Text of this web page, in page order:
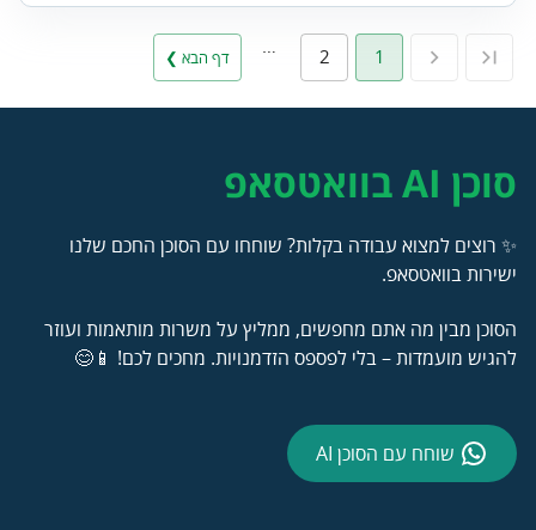
1
2 דף הבא ❯
סוכן AI בוואטסאפ
✨ רוצים למצוא עבודה בקלות? שוחחו עם הסוכן החכם שלנו
ישירות בוואטסאפ.
הסוכן מבין מה אתם מחפשים, ממליץ על משרות מותאמות ועוזר
להגיש מועמדות – בלי לפספס הזדמנויות. מחכים לכם! 📱😊
שוחח עם הסוכן AI